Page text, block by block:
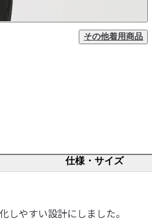
その他着用商品
仕様・サイズ
やすい設計にしました。